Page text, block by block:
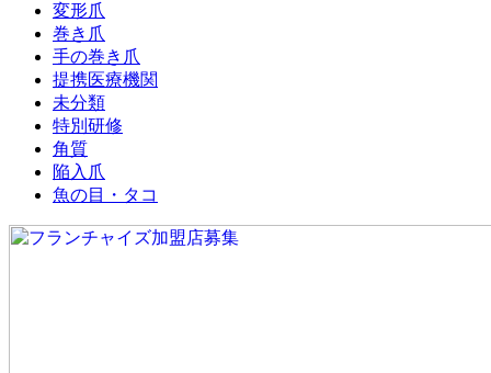
変形爪
巻き爪
手の巻き爪
提携医療機関
未分類
特別研修
角質
陥入爪
魚の目・タコ